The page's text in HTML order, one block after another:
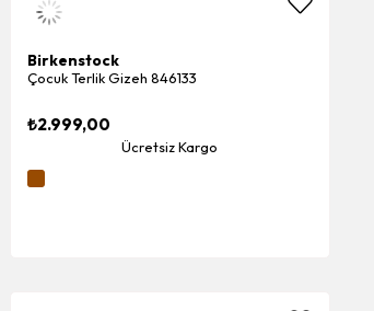
Birkenstock
Çocuk Terlik Gizeh 846133
₺2.999,00
Ücretsiz Kargo